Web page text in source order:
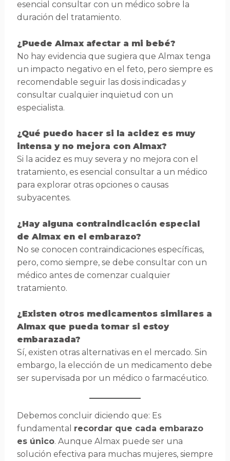
esencial consultar con un médico sobre la
duración del tratamiento.
¿Puede Almax afectar a mi bebé?
No hay evidencia que sugiera que Almax tenga
un impacto negativo en el feto, pero siempre es
recomendable seguir las dosis indicadas y
consultar cualquier inquietud con un
especialista.
¿Qué puedo hacer si la acidez es muy
intensa y no mejora con Almax?
Si la acidez es muy severa y no mejora con el
tratamiento, es esencial consultar a un médico
para explorar otras opciones o causas
subyacentes.
¿Hay alguna contraindicación especial
de Almax en el embarazo?
No se conocen contraindicaciones específicas,
pero, como siempre, se debe consultar con un
médico antes de comenzar cualquier
tratamiento.
¿Existen otros medicamentos similares a
Almax que pueda tomar si estoy
embarazada?
Sí, existen otras alternativas en el mercado. Sin
embargo, la elección de un medicamento debe
ser supervisada por un médico o farmacéutico.
Debemos concluir diciendo que: Es
fundamental recordar que cada embarazo
es único. Aunque Almax puede ser una
solución efectiva para muchas mujeres, siempre